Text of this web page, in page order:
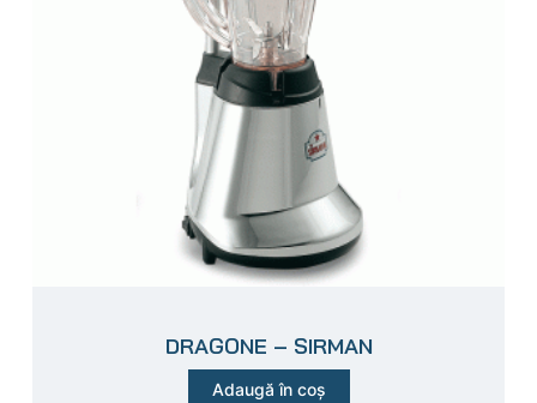
DRAGONE – SIRMAN
Adaugă în coș